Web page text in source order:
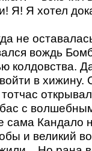
Я! Я хотел
не
вождь
колдовства.
в хижину.
с
сама Кандало
и великий